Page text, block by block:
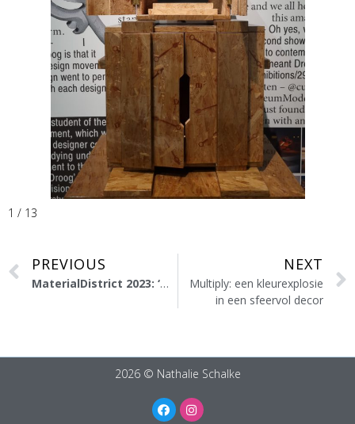
1 / 13
PREVIOUS
MaterialDistrict 2023: ‘Meet the Innovators’
NEXT
Multiply: een kleurexplosie
in een sfeervol decor
2026 © Nathalie Schalke